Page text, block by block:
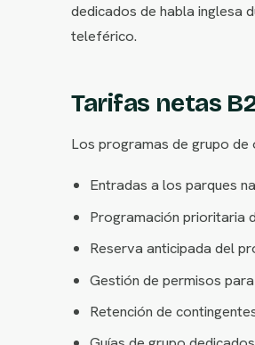
dedicados de habla inglesa
teleférico.
Tarifas netas
Los programas de grupo
Entradas a los parques
Programación prioritaria
Reserva anticipada del
Gestión de permisos
Retención de